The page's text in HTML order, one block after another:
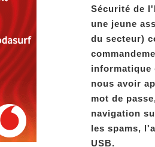
Sécurité de
une jeune
du secteur)
informatique
nous avoir
mot de
navigation
les spams,
USB.